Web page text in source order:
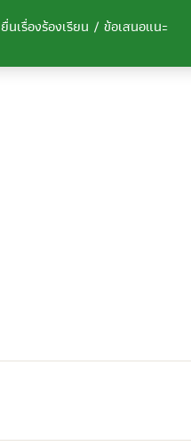
ยื่นเรื่องร้องเรียน / ข้อเสนอแนะ